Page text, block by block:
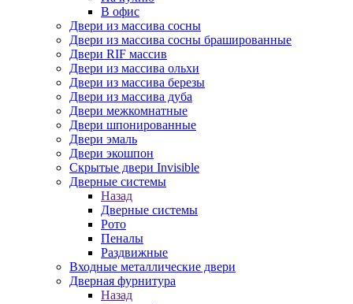
В офис
Двери из массива сосны
Двери из массива сосны брашированные
Двери RIF массив
Двери из массива ольхи
Двери из массива березы
Двери из массива дуба
Двери межкомнатные
Двери шпонированные
Двери эмаль
Двери экошпон
Скрытые двери Invisible
Дверные системы
Назад
Дверные системы
Рото
Пеналы
Раздвижные
Входные металлические двери
Дверная фурнитура
Назад